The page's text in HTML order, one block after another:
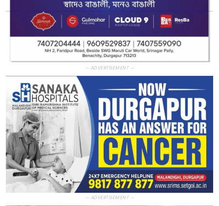
— ADVERTISEMENT —
— ADVERTISEMENT —